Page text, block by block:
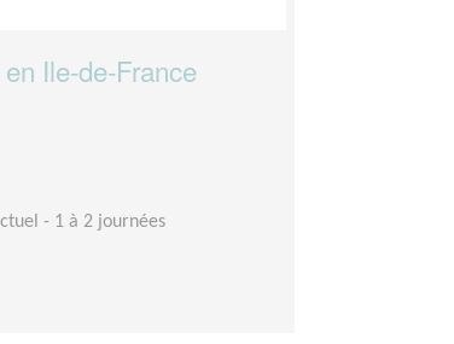
Ile-de-France
- 1 à 2 journées